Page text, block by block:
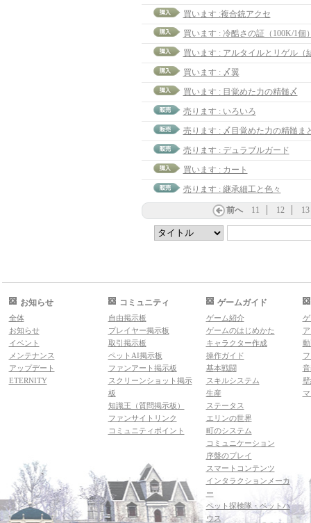
買います :複合銃アクセ
買います : 冷酷さの証（100K/1個
買います : 〆翼
買います : 目覚めた力の精髄〆
売ります : いろいろ
売ります : デュラブルガード
買います : カート
売ります : 継承細工と色々
前へ 11 12 13
お知らせ
全体
お知らせ
イベント
メンテナンス
アップデート
ETERNITY
コミュニティ
自由掲示板
プレイヤー掲示板
取引掲示板
ペットAI掲示板
ファンアート掲示板
スクリーンショット掲示
板
知識王（質問掲示板）
ファンサイトリンク
コミュニティポイント
ゲームガイド
ゲーム紹介
ゲームのはじめかた
キャラクター作成
操作ガイド
基本戦闘
スキルシステム
生産
ステータス
エリンの世界
町のシステム
コミュニケーション
序盤のプレイ
スマートコンテンツ
インタラクションメーカ
ー
ペット探検隊・ペットハ
ウス